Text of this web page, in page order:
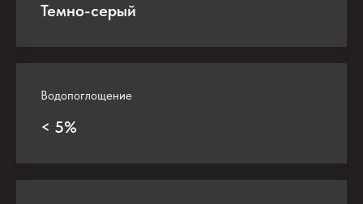
Темно-серый
Водопоглощение
< 5%